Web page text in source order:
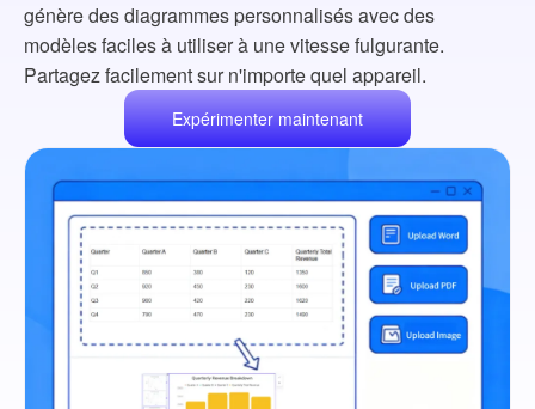
génère des diagrammes personnalisés avec des
modèles faciles à utiliser à une vitesse fulgurante.
Partagez facilement sur n'importe quel appareil.
Expérimenter maintenant